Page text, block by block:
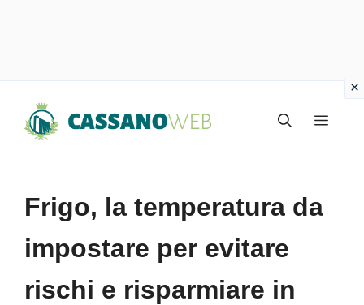
Menu
Frigo, la temperatura da
impostare per evitare
rischi e risparmiare in